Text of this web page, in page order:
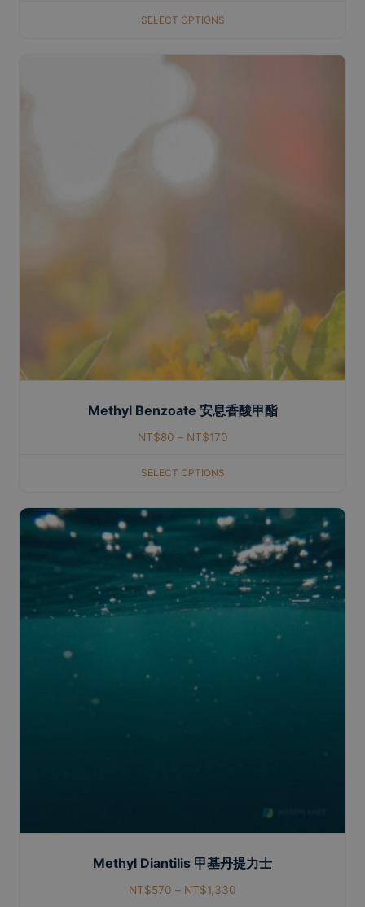
SELECT OPTIONS
Methyl Benzoate 安息香酸甲酯
NT$80 – NT$170
SELECT OPTIONS
Methyl Diantilis 甲基丹提力士
NT$570 – NT$1,330